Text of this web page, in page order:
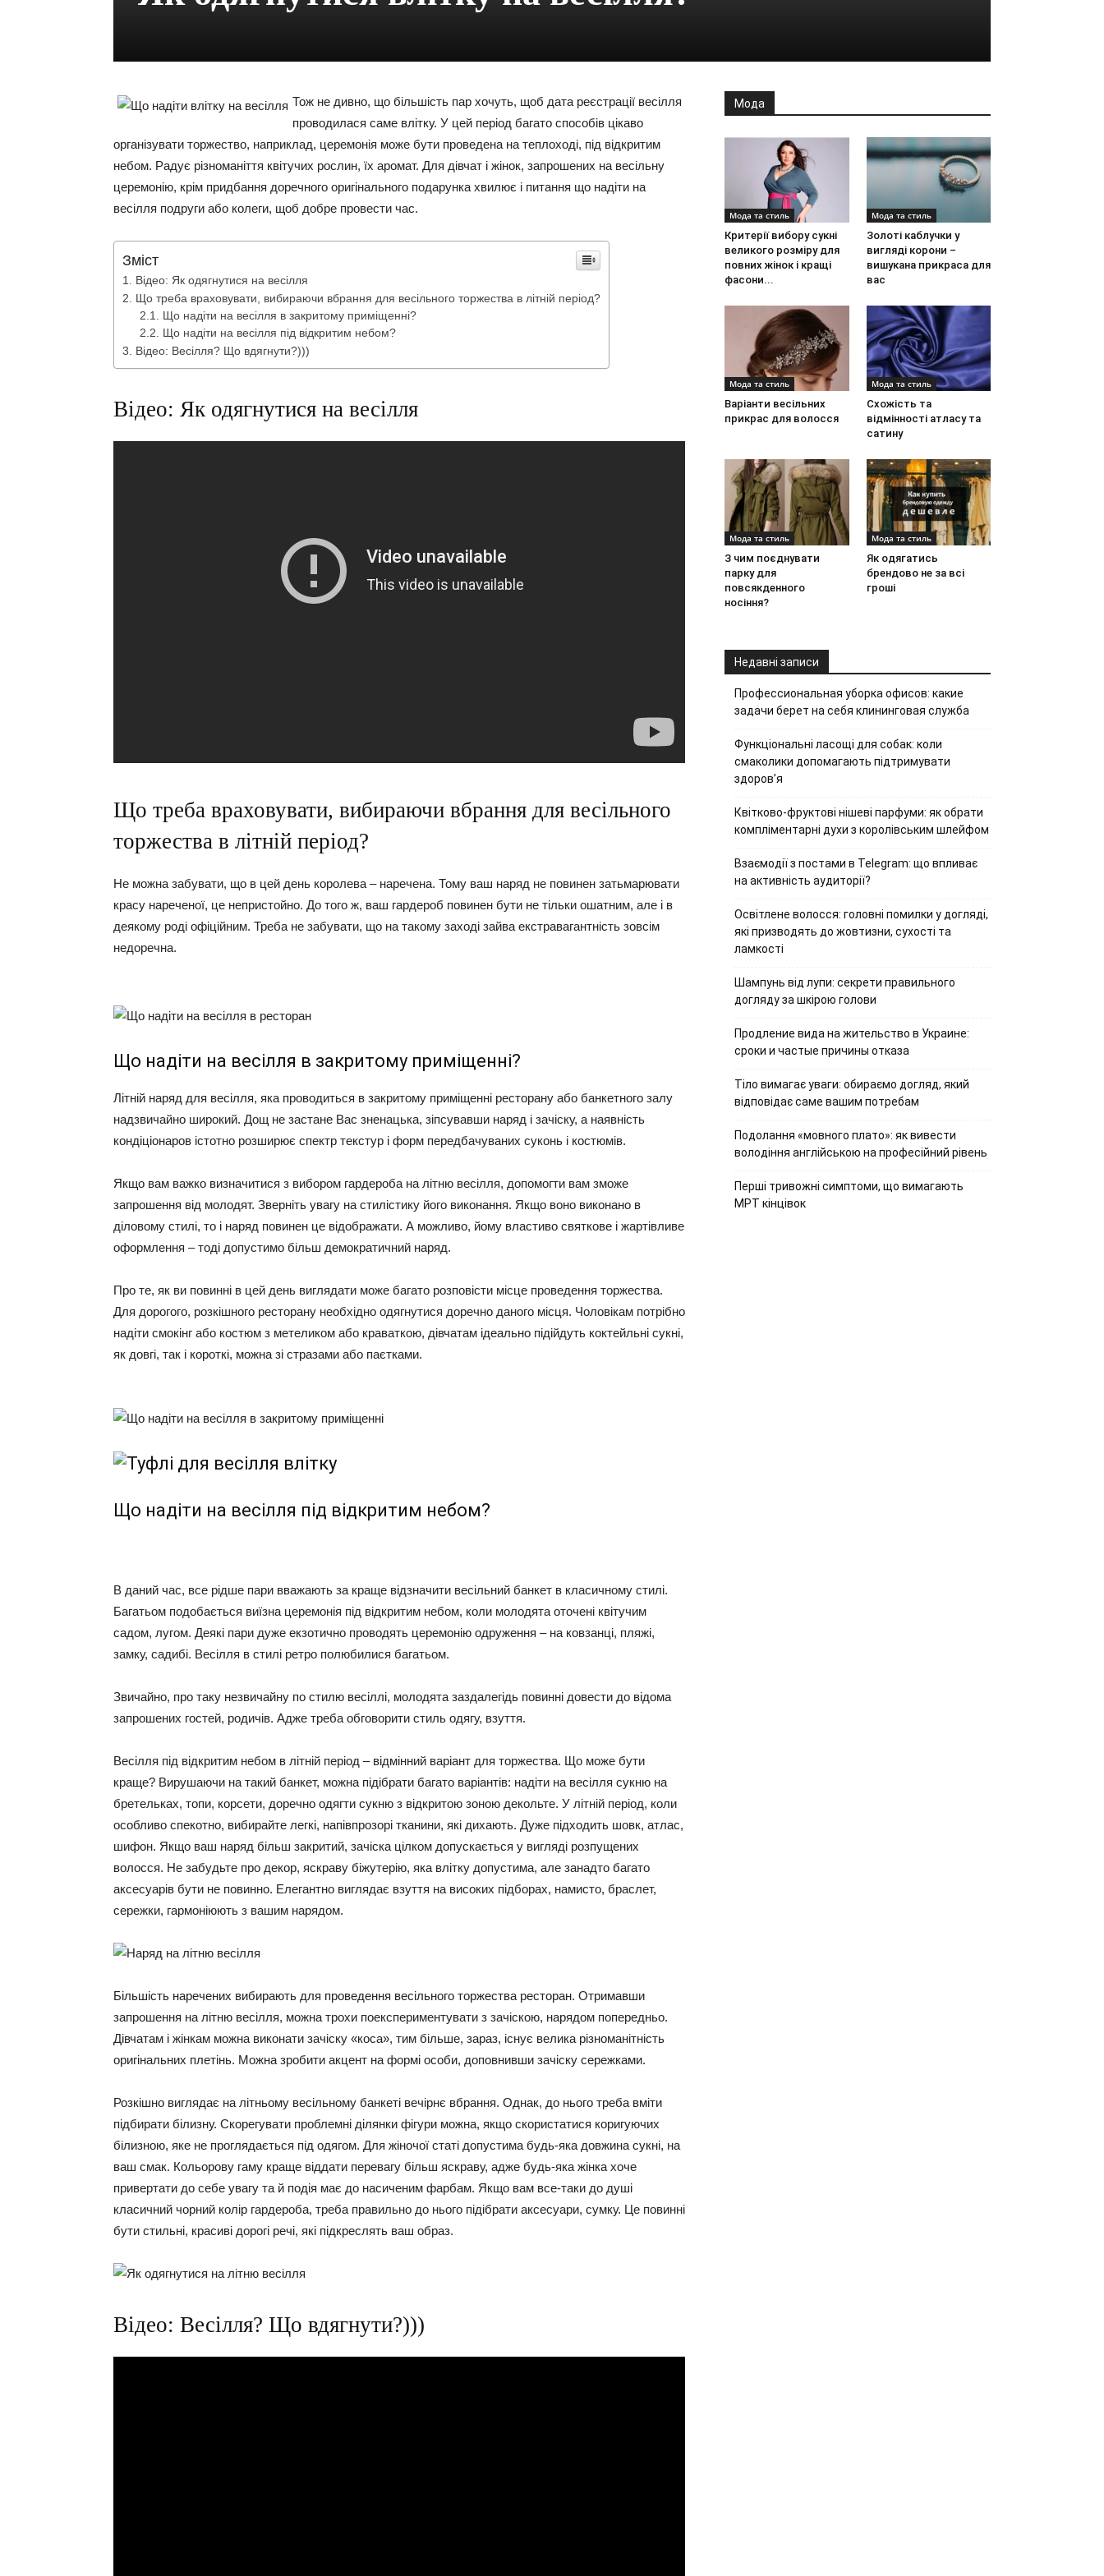
Тож не дивно, що більшість пар хочуть, щоб дата реєстрації весілля
проводилася саме влітку. У цей період багато способів цікаво
організувати торжество, наприклад, церемонія може бути проведена на теплоході, під відкритим
небом. Радує різноманіття квітучих рослин, їх аромат. Для дівчат і жінок, запрошених на весільну
церемонію, крім придбання доречного оригінального подарунка хвилює і питання що надіти на
весілля подруги або колеги, щоб добре провести час.
Зміст
Відео: Як одягнутися на весілля
Що треба враховувати, вибираючи вбрання для весільного торжества в літній період?
Що надіти на весілля в закритому приміщенні?
Що надіти на весілля під відкритим небом?
Відео: Весілля? Що вдягнути?)))
Відео: Як одягнутися на весілля
Що треба враховувати, вибираючи вбрання для весільного
торжества в літній період?
Не можна забувати, що в цей день королева – наречена. Тому ваш наряд не повинен затьмарювати
красу нареченої, це непристойно. До того ж, ваш гардероб повинен бути не тільки ошатним, але і в
деякому роді офіційним. Треба не забувати, що на такому заході зайва екстравагантність зовсім
недоречна.
Що надіти на весілля в закритому приміщенні?
Літній наряд для весілля, яка проводиться в закритому приміщенні ресторану або банкетного залу
надзвичайно широкий. Дощ не застане Вас зненацька, зіпсувавши наряд і зачіску, а наявність
кондіціонаров істотно розширює спектр текстур і форм передбачуваних суконь і костюмів.
Якщо вам важко визначитися з вибором гардероба на літню весілля, допомогти вам зможе
запрошення від молодят. Зверніть увагу на стилістику його виконання. Якщо воно виконано в
діловому стилі, то і наряд повинен це відображати. А можливо, йому властиво святкове і жартівливе
оформлення – тоді допустимо більш демократичний наряд.
Про те, як ви повинні в цей день виглядати може багато розповісти місце проведення торжества.
Для дорогого, розкішного ресторану необхідно одягнутися доречно даного місця. Чоловікам потрібно
надіти смокінг або костюм з метеликом або краваткою, дівчатам ідеально підійдуть коктейльні сукні,
як довгі, так і короткі, можна зі стразами або паєтками.
Що надіти на весілля під відкритим небом?
В даний час, все рідше пари вважають за краще відзначити весільний банкет в класичному стилі.
Багатьом подобається виїзна церемонія під відкритим небом, коли молодята оточені квітучим
садом, лугом. Деякі пари дуже екзотично проводять церемонію одруження – на ковзанці, пляжі,
замку, садибі. Весілля в стилі ретро полюбилися багатьом.
Звичайно, про таку незвичайну по стилю весіллі, молодята заздалегідь повинні довести до відома
запрошених гостей, родичів. Адже треба обговорити стиль одягу, взуття.
Весілля під відкритим небом в літній період – відмінний варіант для торжества. Що може бути
краще? Вирушаючи на такий банкет, можна підібрати багато варіантів: надіти на весілля сукню на
бретельках, топи, корсети, доречно одягти сукню з відкритою зоною декольте. У літній період, коли
особливо спекотно, вибирайте легкі, напівпрозорі тканини, які дихають. Дуже підходить шовк, атлас,
шифон. Якщо ваш наряд більш закритий, зачіска цілком допускається у вигляді розпущених
волосся. Не забудьте про декор, яскраву біжутерію, яка влітку допустима, але занадто багато
аксесуарів бути не повинно. Елегантно виглядає взуття на високих підборах, намисто, браслет,
сережки, гармоніюють з вашим нарядом.
Більшість наречених вибирають для проведення весільного торжества ресторан. Отримавши
запрошення на літню весілля, можна трохи поекспериментувати з зачіскою, нарядом попередньо.
Дівчатам і жінкам можна виконати зачіску «коса», тим більше, зараз, існує велика різноманітність
оригінальних плетінь. Можна зробити акцент на формі особи, доповнивши зачіску сережками.
Розкішно виглядає на літньому весільному банкеті вечірнє вбрання. Однак, до нього треба вміти
підбирати білизну. Скорегувати проблемні ділянки фігури можна, якщо скористатися коригуючих
білизною, яке не проглядається під одягом. Для жіночої статі допустима будь-яка довжина сукні, на
ваш смак. Кольорову гаму краще віддати перевагу більш яскраву, адже будь-яка жінка хоче
привертати до себе увагу та й подія має до насиченим фарбам. Якщо вам все-таки до душі
класичний чорний колір гардероба, треба правильно до нього підібрати аксесуари, сумку. Це повинні
бути стильні, красиві дорогі речі, які підкреслять ваш образ.
Відео: Весілля? Що вдягнути?)))
Мода
Мода та стиль
Критерії вибору сукні
великого розміру для
повних жінок і кращі
фасони...
Мода та стиль
Золоті каблучки у
вигляді корони –
вишукана прикраса для
вас
Мода та стиль
Варіанти весільних
прикрас для волосся
Мода та стиль
Схожість та
відмінності атласу та
сатину
Мода та стиль
З чим поєднувати
парку для
повсякденного
носіння?
Мода та стиль
Як одягатись
брендово не за всі
гроші
Недавні записи
Профессиональная уборка офисов: какие
задачи берет на себя клининговая служба
Функціональні ласощі для собак: коли
смаколики допомагають підтримувати
здоров’я
Квітково-фруктові нішеві парфуми: як обрати
компліментарні духи з королівським шлейфом
Взаємодії з постами в Telegram: що впливає
на активність аудиторії?
Освітлене волосся: головні помилки у догляді,
які призводять до жовтизни, сухості та
ламкості
Шампунь від лупи: секрети правильного
догляду за шкірою голови
Продление вида на жительство в Украине:
сроки и частые причины отказа
Тіло вимагає уваги: обираємо догляд, який
відповідає саме вашим потребам
Подолання «мовного плато»: як вивести
володіння англійською на професійний рівень
Перші тривожні симптоми, що вимагають
МРТ кінцівок